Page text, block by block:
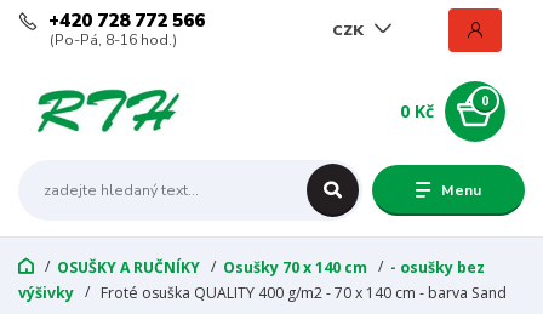
Menu
CZK
+420 728 772 566
(Po-Pá, 8-16 hod.)
0
0 Kč
OSUŠKY A RUČNÍKY Osušky 70 x 140 cm
- osušky bez
výšivky
Froté osuška QUALITY 400 g/m2 - 70 x 140 cm - barva Sand